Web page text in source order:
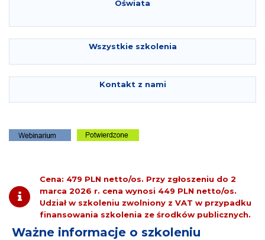
Oświata
Wszystkie szkolenia
Kontakt z nami
Cena: 479 PLN netto/os. Przy zgłoszeniu do 2
marca 2026 r. cena wynosi 449 PLN netto/os.
Udział w szkoleniu zwolniony z VAT w przypadku
finansowania szkolenia ze środków publicznych.
Ważne informacje o szkoleniu